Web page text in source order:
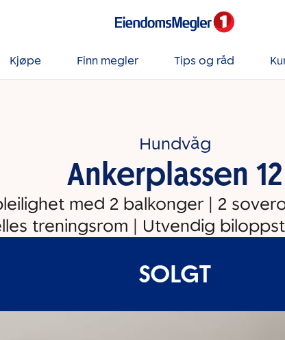
Kjøpe Finn megler Tips og råd
Hundvåg
Ankerplassen 12
med 2 balkonger | 2
treningsrom | Utvendig
SOLGT